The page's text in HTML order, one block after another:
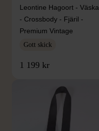
Leontine Hagoort - Väska
- Crossbody - Fjäril -
Premium Vintage
Gott skick
1 199 kr